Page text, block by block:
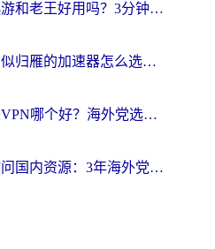
海外党必看：迅游和老王好用吗？3分钟选对加速国内网络的加速器
海外党必看：类似归雁的加速器怎么选？一篇搞定无缝访问国内资源
斧牛和极速穿梭VPN哪个好？海外党选回国加速器必看的真实对比与避坑指南
北美回国无缝访问国内资源：3年海外党亲测的加速器选择指南